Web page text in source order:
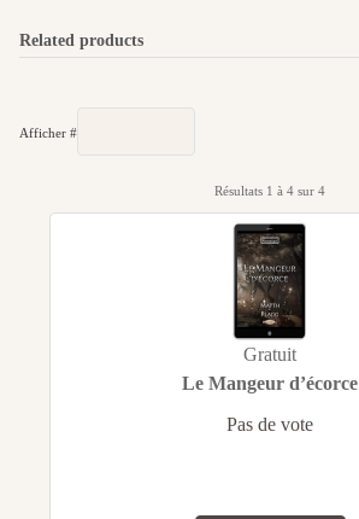
Related products
Afficher #
Résultats 1 à 4 sur 4
Gratuit
Le Mangeur d’écorce
Pas de vote